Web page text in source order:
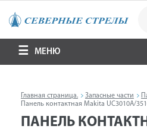
МЕНЮ
Главная страница. Запасные части
Панель контактная Makita UC3010A/
ПАНЕЛЬ